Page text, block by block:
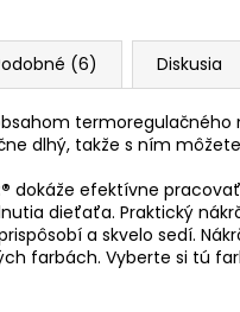
(6) Diskusia
termoregulačného
dlhý, takže s ním
dokáže efektívne
dieťaťa. Praktický
a skvelo sedí.
farbách. Vyberte si tú